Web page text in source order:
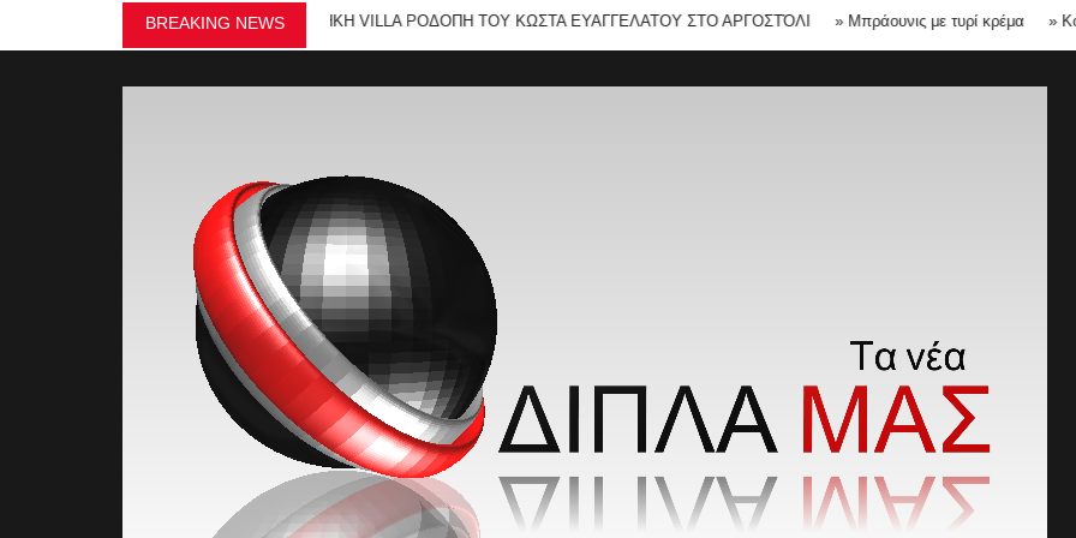
BREAKING NEWS
ΣΤΗ ΣΥΓΧΡΟΝΗ ΠΙΝΑΚΟΘΗΚΗ VILLA ΡΟΔΟΠΗ ΤΟΥ ΚΩΣΤΑ ΕΥΑΓΓΕΛΑΤΟΥ ΣΤΟ ΑΡΓΟΣΤΌΛΙ »Μπράουνις με τυρί κρέμα »